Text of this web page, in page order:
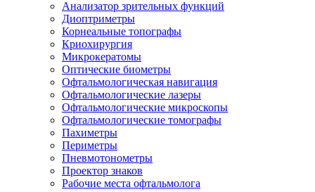
Анализатор зрительных функций
Диоптриметры
Корнеальные топографы
Криохирургия
Микрокератомы
Оптические биометры
Офтальмологическая навигация
Офтальмологические лазеры
Офтальмологические микроскопы
Офтальмологические томографы
Пахиметры
Периметры
Пневмотонометры
Проектор знаков
Рабочие места офтальмолога